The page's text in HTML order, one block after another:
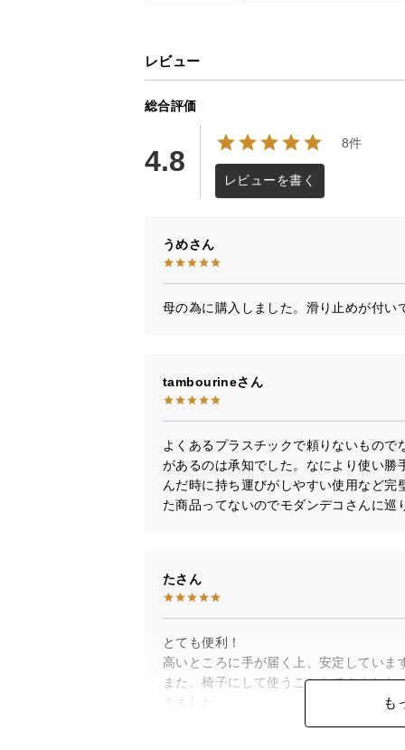
レビュー
総合評価
4.8
8件
レビューを書く
うめ
母の為に購入しました。滑り止めが付い
tambourine
よくあるプラスチックで頼りないもの
があるのは承知でした。なにより使い
んだ時に持ち運びがしやすい使用など
た商品ってないのでモダンデコさんに巡
た
とても便利！
高いところに手が届く上、安定してい
また、椅子にして使うこともできまし
きました。
椅子が届くまではこれを作業チェアがわ
も